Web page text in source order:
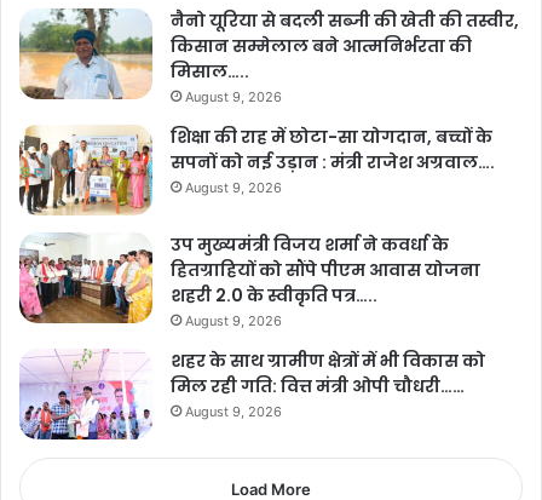
नैनो यूरिया से बदली सब्जी की खेती की तस्वीर,
किसान सम्मेलाल बने आत्मनिर्भरता की
मिसाल…..
August 9, 2026
शिक्षा की राह में छोटा-सा योगदान, बच्चों के
सपनों को नई उड़ान : मंत्री राजेश अग्रवाल….
August 9, 2026
उप मुख्यमंत्री विजय शर्मा ने कवर्धा के
हितग्राहियों को सौंपे पीएम आवास योजना
शहरी 2.0 के स्वीकृति पत्र…..
August 9, 2026
शहर के साथ ग्रामीण क्षेत्रों में भी विकास को
मिल रही गति: वित्त मंत्री ओपी चौधरी……
August 9, 2026
Load More